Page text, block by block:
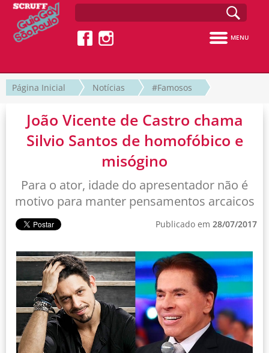
MENU
Página Inicial Notícias #Famosos
João Vicente de Castro chama
Silvio Santos de homofóbico e
misógino
Para o ator, idade do apresentador não é
motivo para manter pensamentos arcaicos
Publicado em 28/07/2017